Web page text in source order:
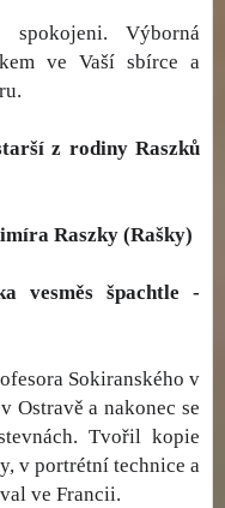
spokojeni. Výborná
ve Vaší sbírce a
z rodiny Raszků
Raszky (Rašky)
vesměs špachtle -
Sokiranského v
Ostravě a nakonec se
Tvořil kopie
v portrétní technice a
ve Francii.